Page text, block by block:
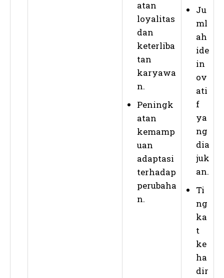
atan
loyalitas
dan
keterliba
tan
karyawa
n.
Peningk
atan
kemamp
uan
adaptasi
terhadap
perubaha
n.
Ju
ml
ah
ide
in
ov
ati
f
ya
ng
dia
juk
an.
Ti
ng
ka
t
ke
ha
dir